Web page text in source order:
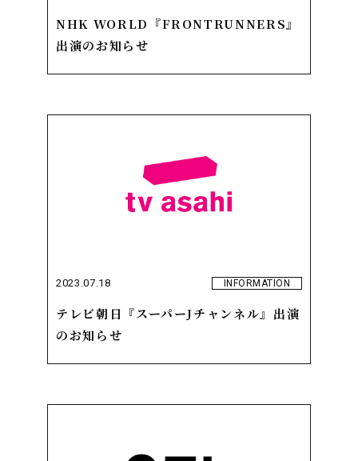
NHK WORLD『FRONTRUNNERS』
出演のお知らせ
2023.07.18 INFORMATION
テレビ朝日『スーパーJチャンネル』出演
のお知らせ